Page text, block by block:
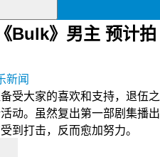
Bulk》男主 预计拍
新闻
大家的喜欢和支持，退伍之
动。虽然复出第一部剧集播出
到打击，反而愈加努力。